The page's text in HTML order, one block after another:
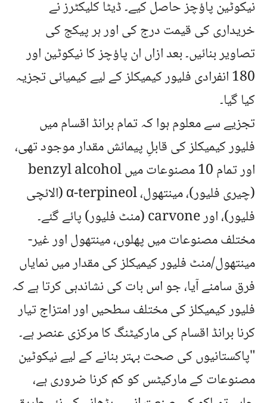
نیکوٹین پاؤچز حاصل کیے۔ ڈیٹا کلیکٹرز نے
خریداری کی قیمت درج کی اور ہر پیکج کی
تصاویر بنائیں۔ بعد ازاں ان پاؤچز کا نیکوٹین اور
180 انفرادی فلیور کیمیکلز کے لیے کیمیائی تجزیہ
کیا گیا۔
تجزیے سے معلوم ہوا کہ تمام برانڈ اقسام میں
فلیور کیمیکلز کی قابلِ پیمائش مقدار موجود تھی،
اور تمام 10 مصنوعات میں benzyl alcohol
(چیری فلیور)، مینتھول، α-terpineol (الائچی
فلیور)، اور carvone (منٹ فلیور) پائے گئے۔
مختلف مصنوعات میں پھلوں، مینتھول اور غیر-
مینتھول/منٹ فلیور کیمیکلز کی مقدار میں نمایاں
فرق سامنے آیا، جو اس بات کی نشاندہی کرتا ہے کہ
فلیور کیمیکلز کی مختلف سطحیں اور امتزاج تیار
کرنا برانڈ اقسام کی مارکیٹنگ کا مرکزی عنصر ہے۔
"پاکستانیوں کی صحت بہتر بنانے کے لیے نیکوٹین
مصنوعات کے مارکیٹس کو کم کرنا ضروری ہے،